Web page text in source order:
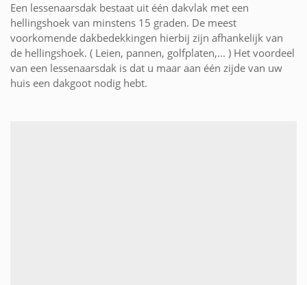
Een lessenaarsdak bestaat uit één dakvlak met een
hellingshoek van minstens 15 graden. De meest
voorkomende dakbedekkingen hierbij zijn afhankelijk van
de hellingshoek. ( Leien, pannen, golfplaten,... ) Het voordeel
van een lessenaarsdak is dat u maar aan één zijde van uw
huis een dakgoot nodig hebt.